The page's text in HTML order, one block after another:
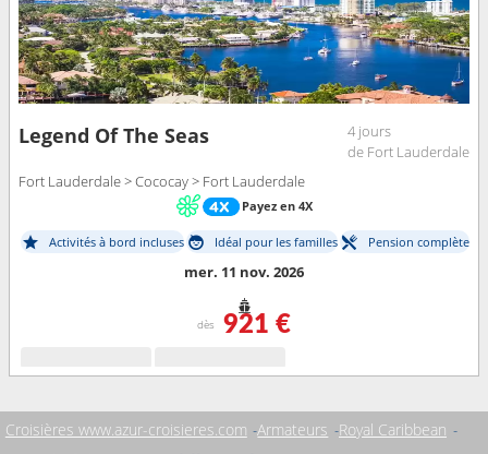
Legend Of The Seas
4 jours
de Fort Lauderdale
Fort Lauderdale > Cococay > Fort Lauderdale
Payez en 4X
Activités à bord incluses Idéal pour les familles Pension complète
mer. 11 nov. 2026
dès 921 €
Croisières www.azur-croisieres.com Armateurs Royal Caribbean